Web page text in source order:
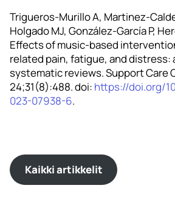
Trigueros-Murillo A, Martinez-
Holgado MJ, González-García P,
Effects of music-based
related pain, fatigue, and distress:
systematic reviews. Support Care
24;31(8):488. doi: https://doi.org/
023-07938-6.
Kaikki artikkelit